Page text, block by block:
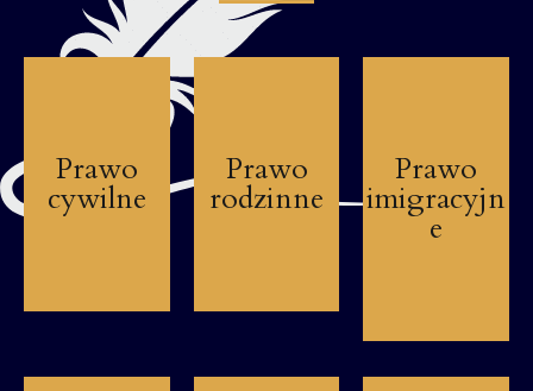
Prawo
cywilne
Prawo
rodzinne
Prawo
imigracyjn
e